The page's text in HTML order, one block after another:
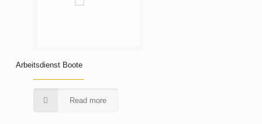
Arbeitsdienst Boote
Read more